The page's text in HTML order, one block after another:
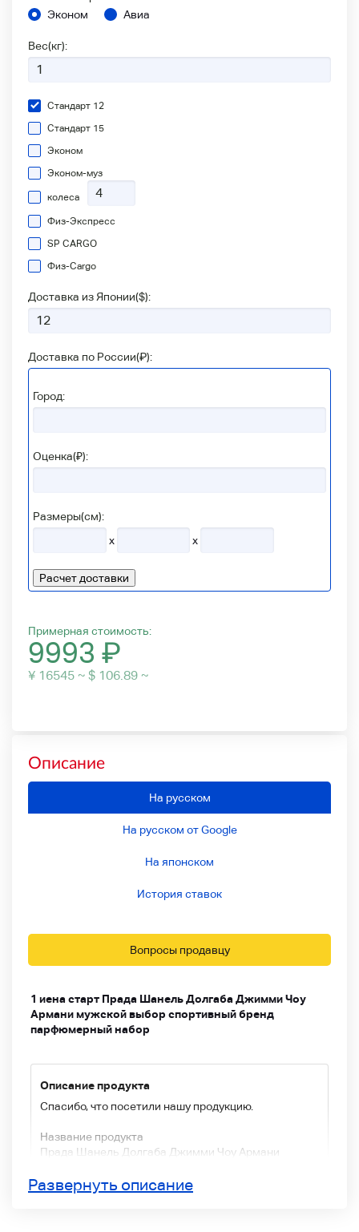
Эконом
Авиа
Вес(кг):
Стандарт 12
Стандарт 15
Эконом
Эконом-муз
колеса
Физ-Экспресс
SP CARGO
Физ-Сargo
Доставка из Японии($):
Доставка по России(₽):
Город:
Оценка(₽):
Размеры(см):
x
x
Расчет доставки
Примерная стоимость:
9993 ₽
¥ 16545 ~ $ 106.89 ~
Описание
На русском
На русском от Google
На японском
История ставок
Вопросы продавцу
1 иена старт Прада Шанель Долгаба Джимми Чоу
Армани мужской выбор спортивный бренд
парфюмерный набор
Описание продукта
Спасибо, что посетили нашу продукцию.
Название продукта
Прада Шанель Долгаба Джимми Чоу Армани
набор
Развернуть описание